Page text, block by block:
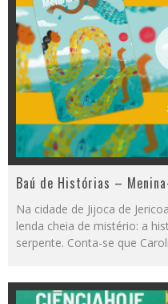
Baú de Histórias –
Na cidade de Jijoca de
lenda cheia de mistério: a
serpente. Conta-se que